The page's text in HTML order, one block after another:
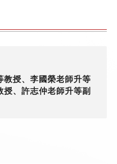
教授、李國榮老師升等
、許志仲老師升等副